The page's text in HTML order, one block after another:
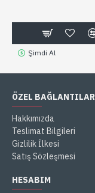
Şimdi Al
ÖZEL BAĞLANTILAR
Hakkımızda
Teslimat Bilgileri
Gizlilik İlkesi
Satış Sözleşmesi
HESABIM